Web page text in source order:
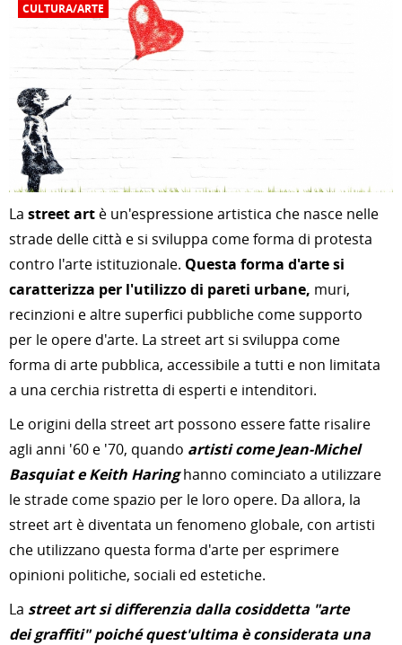
CULTURA/ARTE
La street art è un'espressione artistica che nasce nelle
strade delle città e si sviluppa come forma di protesta
contro l'arte istituzionale. Questa forma d'arte si
caratterizza per l'utilizzo di pareti urbane, muri,
recinzioni e altre superfici pubbliche come supporto
per le opere d'arte. La street art si sviluppa come
forma di arte pubblica, accessibile a tutti e non limitata
a una cerchia ristretta di esperti e intenditori.
Le origini della street art possono essere fatte risalire
agli anni '60 e '70, quando artisti come Jean-Michel
Basquiat e Keith Haring hanno cominciato a utilizzare
le strade come spazio per le loro opere. Da allora, la
street art è diventata un fenomeno globale, con artisti
che utilizzano questa forma d'arte per esprimere
opinioni politiche, sociali ed estetiche.
La street art si differenzia dalla cosiddetta "arte
dei graffiti" poiché quest'ultima è considerata una